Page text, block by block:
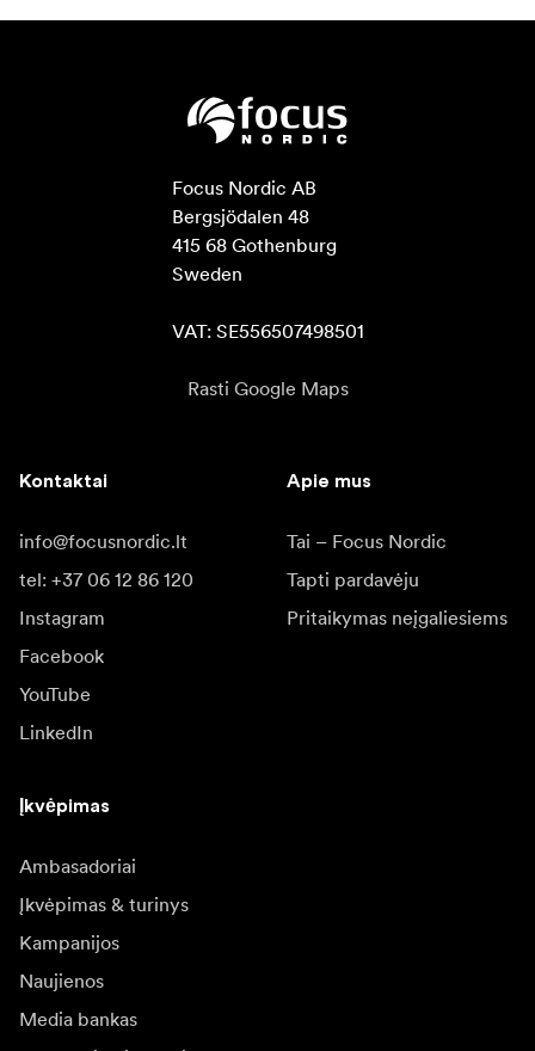
Focus Nordic AB
Bergsjödalen 48
415 68 Gothenburg
Sweden
VAT: SE556507498501
Rasti Google Maps
Kontaktai
info@focusnordic.lt
tel: +37 06 12 86 120
Instagram
Facebook
YouTube
LinkedIn
Apie mus
Tai – Focus Nordic
Tapti pardavėju
Pritaikymas neįgaliesiems
Įkvėpimas
Ambasadoriai
Įkvėpimas & turinys
Kampanijos
Naujienos
Media bankas